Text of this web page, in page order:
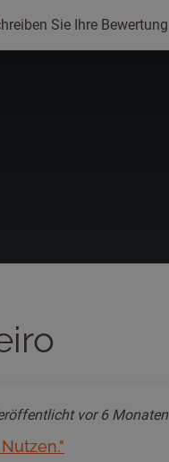
Sie Ihre Bewertung
vor 6 Monaten